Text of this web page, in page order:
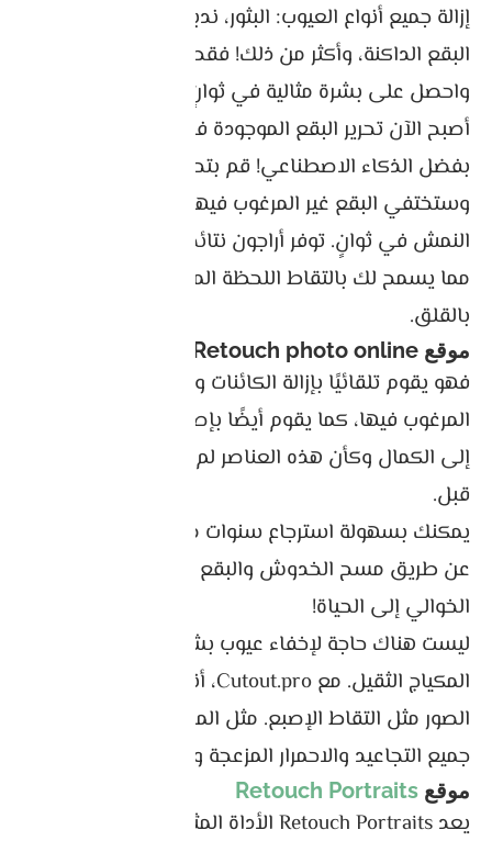
إزالة جميع أنواع العيوب: البثور، ندبات حب الشباب،
البقع الداكنة، وأكثر من ذلك! فقط قم بتحميل صورتك
واحصل على بشرة مثالية في ثوانٍ.
أصبح الآن تحرير البقع الموجودة في الصور أمرًا سهلاً
بفضل الذكاء الاصطناعي! قم بتحميل صورتك
وستختفي البقع غير المرغوب فيها مثل الندبات أو
النمش في ثوانٍ. توفر أراجون نتائج طبيعية بأقل جهد،
مما يسمح لك بالتقاط اللحظة المثالية دون أي شعور
بالقلق.
موقع Retouch photo online
فهو يقوم تلقائيًا بإزالة الكائنات والنصوص والرموز غير
المرغوب فيها، كما يقوم أيضًا بإصلاح الصورة وإعادتها
إلى الكمال وكأن هذه العناصر لم تكن موجودة من
قبل.
يمكنك بسهولة استرجاع سنوات من
عن طريق مسح الخدوش والبقع والدموع. إعادة الأيام
الخوالي إلى الحياة!
ليست هناك حاجة لإخفاء عيوب بشرتك باستخدام
المكياج الثقيل. مع Cutout.pro، أنت قادر على تنقيح
الصور مثل التقاط الإصبع. مثل المعجزة، سيتم إخفاء
جميع التجاعيد والاحمرار المزعجة والقذرة للحظات.
موقع Retouch Portraits
يعد Retouch Portraits الأداة المثالية لتحسين صورك